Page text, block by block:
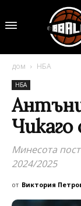
дом НБА
НБА
Чикаго
Минесота
2024/2025
от Виктория